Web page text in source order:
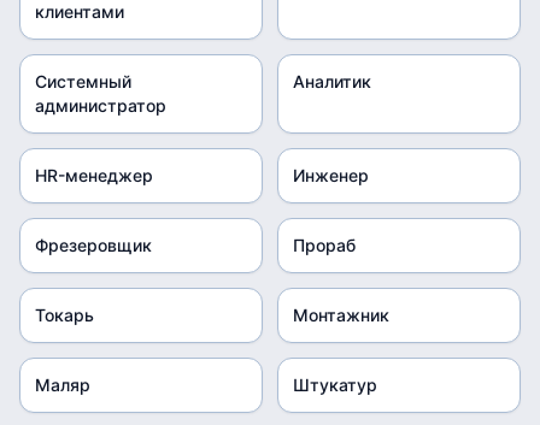
клиентами
Системный
администратор
Аналитик
HR-менеджер Инженер
Фрезеровщик Прораб
Токарь Монтажник
Маляр Штукатур